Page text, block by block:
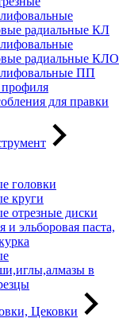
радиальные КЛ
радиальные КЛО
ПП
для правки
головки
круги
отрезные диски
и эльборовая паста,
в
Цековки